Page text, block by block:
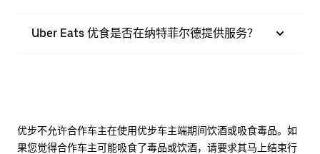
Uber Eats 优食是否在纳特菲尔德提供服务？
优步不允许合作车主在使用优步车主端期间饮酒或吸食毒品。如
果您觉得合作车主可能吸食了毒品或饮酒，请要求其马上结束行